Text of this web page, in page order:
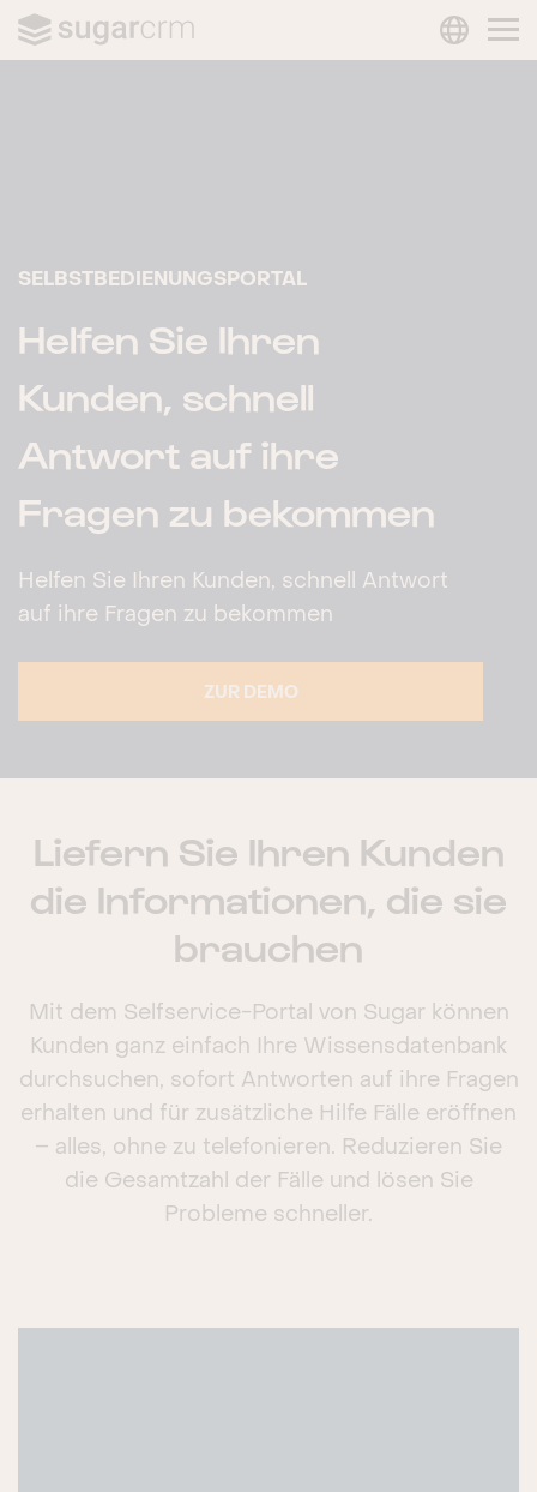
SELBSTBEDIENUNGSPORTAL
Helfen Sie Ihren
Kunden, schnell
Antwort auf ihre
Fragen zu bekommen
Helfen Sie Ihren Kunden, schnell Antwort
auf ihre Fragen zu bekommen
ZUR DEMO
Liefern Sie Ihren Kunden
die Informationen, die sie
brauchen
Mit dem Selfservice-Portal von Sugar können
Kunden ganz einfach Ihre Wissensdatenbank
durchsuchen, sofort Antworten auf ihre Fragen
erhalten und für zusätzliche Hilfe Fälle eröffnen
– alles, ohne zu telefonieren. Reduzieren Sie
die Gesamtzahl der Fälle und lösen Sie
Probleme schneller.